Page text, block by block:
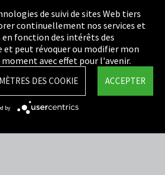
de suivi de sites Web tiers
continuellement nos services et
fonction des intérêts des
peut révoquer ou modifier mon
avec effet pour l'avenir.
ACCEPTER
DES COOKIE
by